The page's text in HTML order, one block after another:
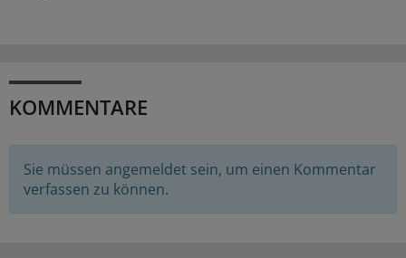
KOMMENTARE
Sie müssen angemeldet sein, um einen Kommentar
verfassen zu können.